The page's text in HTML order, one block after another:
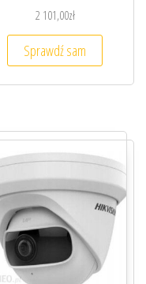
2 101,00zł
Sprawdź sam